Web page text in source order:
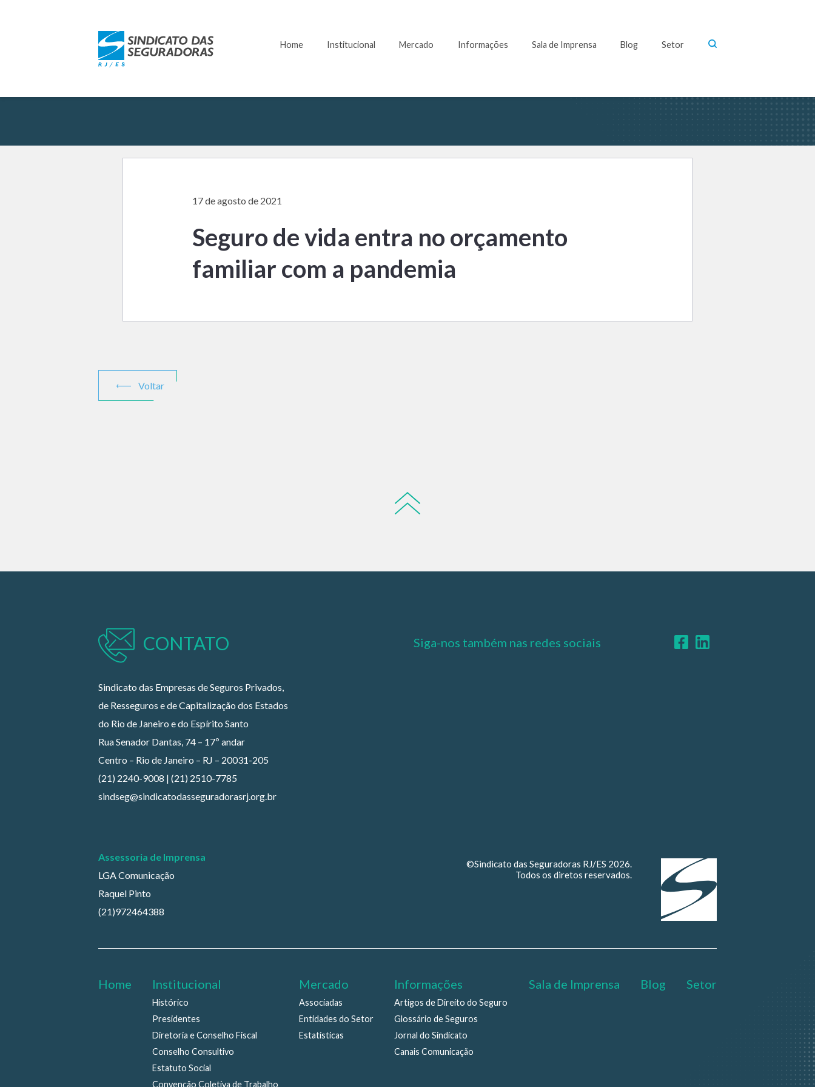
Home Institucional Mercado Informações Sala de Imprensa Blog Setor
17 de agosto de 2021
Seguro de vida entra no orçamento
familiar com a pandemia
Voltar
CONTATO
Sindicato das Empresas de Seguros Privados,
de Resseguros e de Capitalização dos Estados
do Rio de Janeiro e do Espírito Santo
Rua Senador Dantas, 74 – 17º andar
Centro – Rio de Janeiro – RJ – 20031-205
(21) 2240-9008 | (21) 2510-7785
sindseg@sindicatodasseguradorasrj.org.br
Assessoria de Imprensa
LGA Comunicação
Raquel Pinto
(21)972464388
Siga-nos também nas redes sociais
©Sindicato das Seguradoras RJ/ES 2026.
Todos os diretos reservados.
Home Institucional
Histórico
Presidentes
Diretoria e Conselho Fiscal
Conselho Consultivo
Estatuto Social
Convenção Coletiva de Trabalho
Mercado
Associadas
Entidades do Setor
Estatísticas
Informações
Artigos de Direito do Seguro
Glossário de Seguros
Jornal do Sindicato
Canais Comunicação
Sala de Imprensa Blog Setor